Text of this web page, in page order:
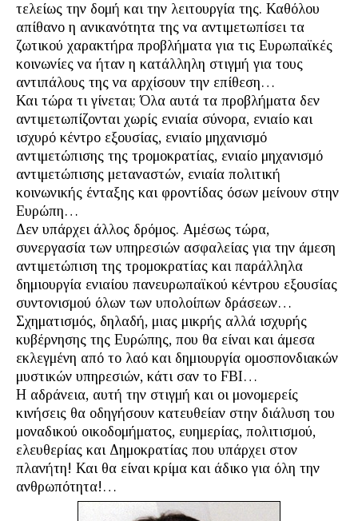
τελείως την δομή και την λειτουργία της. Καθόλου
απίθανο η ανικανότητα της να αντιμετωπίσει τα
ζωτικού χαρακτήρα προβλήματα για τις Ευρωπαϊκές
κοινωνίες να ήταν η κατάλληλη στιγμή για τους
αντιπάλους της να αρχίσουν την επίθεση…
Και τώρα τι γίνεται; Όλα αυτά τα προβλήματα δεν
αντιμετωπίζονται χωρίς ενιαία σύνορα, ενιαίο και
ισχυρό κέντρο εξουσίας, ενιαίο μηχανισμό
αντιμετώπισης της τρομοκρατίας, ενιαίο μηχανισμό
αντιμετώπισης μεταναστών, ενιαία πολιτική
κοινωνικής ένταξης και φροντίδας όσων μείνουν στην
Ευρώπη…
Δεν υπάρχει άλλος δρόμος. Αμέσως τώρα,
συνεργασία των υπηρεσιών ασφαλείας για την άμεση
αντιμετώπιση της τρομοκρατίας και παράλληλα
δημιουργία ενιαίου πανευρωπαϊκού κέντρου εξουσίας
συντονισμού όλων των υπολοίπων δράσεων…
Σχηματισμός, δηλαδή, μιας μικρής αλλά ισχυρής
κυβέρνησης της Ευρώπης, που θα είναι και άμεσα
εκλεγμένη από το λαό και δημιουργία ομοσπονδιακών
μυστικών υπηρεσιών, κάτι σαν το FBI…
Η αδράνεια, αυτή την στιγμή και οι μονομερείς
κινήσεις θα οδηγήσουν κατευθείαν στην διάλυση του
μοναδικού οικοδομήματος, ευημερίας, πολιτισμού,
ελευθερίας και Δημοκρατίας που υπάρχει στον
πλανήτη! Και θα είναι κρίμα και άδικο για όλη την
ανθρωπότητα!…